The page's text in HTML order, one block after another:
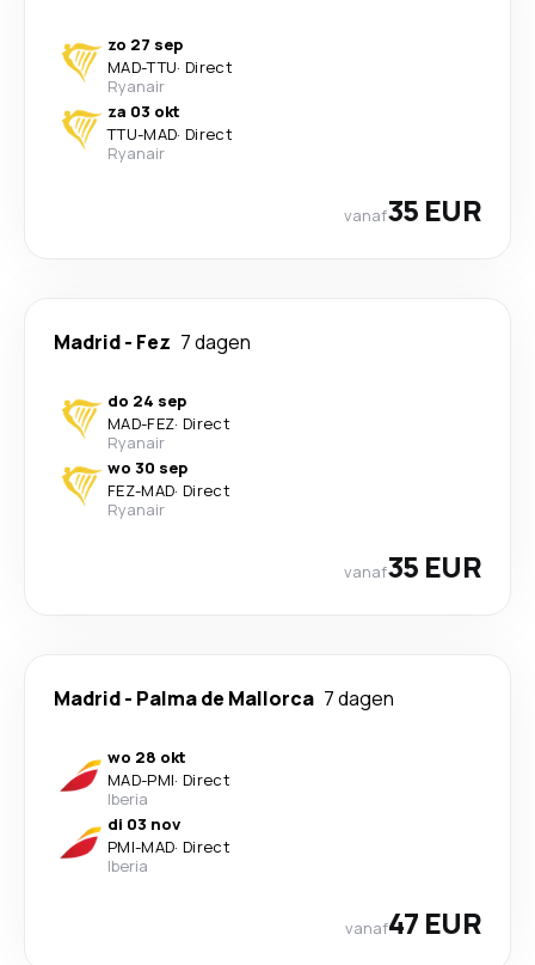
zo 27 sep
MAD-TTU· Direct
Ryanair
za 03 okt
TTU-MAD· Direct
Ryanair
vanaf35 EUR
Madrid- Fez 7 dagen
do 24 sep
MAD-FEZ· Direct
Ryanair
wo 30 sep
FEZ-MAD· Direct
Ryanair
vanaf35 EUR
Madrid- Palma de Mallorca 7 dagen
wo 28 okt
MAD-PMI· Direct
Iberia
di 03 nov
PMI-MAD· Direct
Iberia
vanaf47 EUR